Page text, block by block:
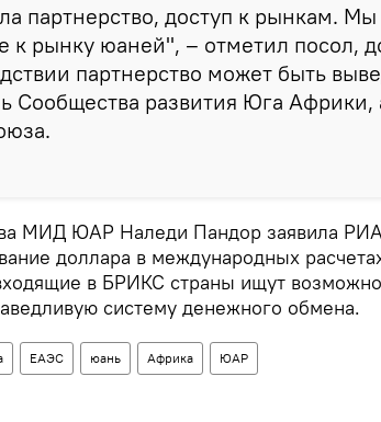
партнерство, доступ к рынкам.
к рынку юаней", – отметил посол,
партнерство может быть
Сообщества развития Юга Африки,
МИД ЮАР Наледи Пандор заявила
доллара в международных
в БРИКС страны ищут
систему денежного обмена.
ЕАЭС юань Африка ЮАР